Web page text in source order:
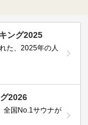
ング2025
た、2025年の人
2026
全国No.1サウナが